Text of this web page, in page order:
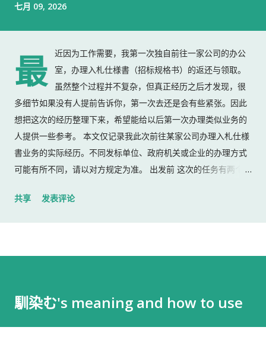
七月 09, 2026
最
近因为工作需要，我第一次独自前往一家公司的办公
室，办理入札仕様書（招标规格书）的返还与领取。
虽然整个过程并不复杂，但真正经历之后才发现，很
多细节如果没有人提前告诉你，第一次去还是会有些紧张。因此
想把这次的经历整理下来，希望能给以后第一次办理类似业务的
人提供一些参考。 本文仅记录我此次前往某家公司办理入札仕様
書业务的实际经历。不同发标单位、政府机关或企业的办理方式
可能有所不同，请以对方规定为准。 出发前 这次的任务有两个：
入札仕様書 名片 当时我认为这样就足够了。 后来才发现，还有
工作人员确认后，很快帮我打开了大门。 进入办公室 进入办公室
共享 发表评论
馴染む's meaning and how to use